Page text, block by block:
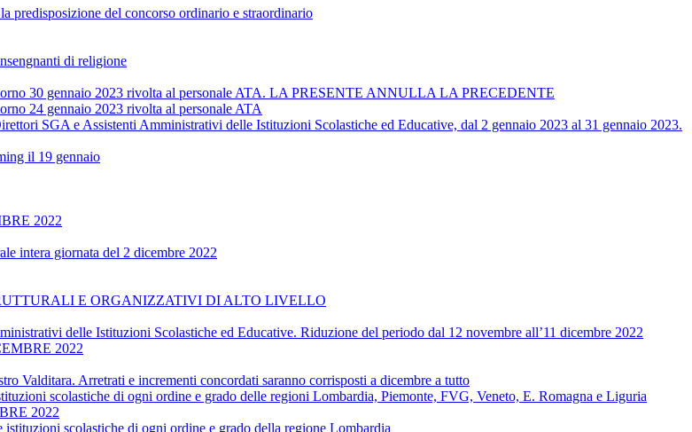
predisposizione del concorso ordinario e straordinario
di religione
30 gennaio 2023 rivolta al personale ATA. LA PRESENTE ANNULLA LA PRECEDENTE
24 gennaio 2023 rivolta al personale ATA
SGA e Assistenti Amministrativi delle Istituzioni Scolastiche ed Educative, dal 2 gennaio 2023 al 31 gennaio 2023.
il 19 gennaio
2022
intera giornata del 2 dicembre 2022
E ORGANIZZATIVI DI ALTO LIVELLO
delle Istituzioni Scolastiche ed Educative. Riduzione del periodo dal 12 novembre all’11 dicembre 2022
2022
Arretrati e incrementi concordati saranno corrisposti a dicembre a tutto
scolastiche di ogni ordine e grado delle regioni Lombardia, Piemonte, FVG, Veneto, E. Romagna e Liguria
2022
scolastiche di ogni ordine e grado della regione Lombardia